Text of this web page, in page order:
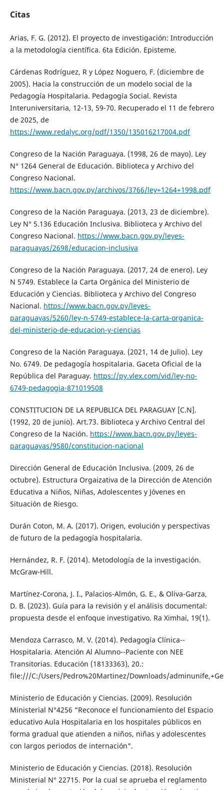
Citas
Arias, F. G. (2012). El proyecto de investigación: Introducción
a la metodología científica. 6ta Edición. Episteme.
Cárdenas Rodríguez, R y López Noguero, F. (diciembre de
2005). Hacia la construcción de un modelo social de la
Pedagogía Hospitalaria. Pedagogía Social. Revista
Interuniversitaria, 12-13, 59-70. Recuperado el 11 de febrero
de 2025, de
https://www.redalyc.org/pdf/1350/135016217004.pdf
Congreso de la Nación Paraguaya. (1998, 26 de mayo). Ley
N° 1264 General de Educación. Biblioteca y Archivo del
Congreso Nacional.
https://www.bacn.gov.py/archivos/3766/ley+1264+1998.pdf
Congreso de la Nación Paraguaya. (2013, 23 de diciembre).
Ley N° 5.136 Educación Inclusiva. Biblioteca y Archivo del
Congreso Nacional. https://www.bacn.gov.py/leyes-
paraguayas/2698/educacion-inclusiva
Congreso de la Nación Paraguaya. (2017, 24 de enero). Ley
N 5749. Establece la Carta Orgánica del Ministerio de
Educación y Ciencias. Biblioteca y Archivo del Congreso
Nacional. https://www.bacn.gov.py/leyes-
paraguayas/5260/ley-n-5749-establece-la-carta-organica-
del-ministerio-de-educacion-y-ciencias
Congreso de la Nación Paraguaya. (2021, 14 de Julio). Ley
No. 6749. De pedagogía hospitalaria. Gaceta Oficial de la
República del Paraguay. https://py.vlex.com/vid/ley-no-
6749-pedagogia-871019508
CONSTITUCION DE LA REPUBLICA DEL PARAGUAY [C.N].
(1992, 20 de junio). Art.73. Biblioteca y Archivo Central del
Congreso de la Nación. https://www.bacn.gov.py/leyes-
paraguayas/9580/constitucion-nacional
Dirección General de Educación Inclusiva. (2009, 26 de
octubre). Estructura Orgaizativa de la Dirección de Atención
Educativa a Niños, Niñas, Adolescentes y Jóvenes en
Situación de Riesgo.
Durán Coton, M. A. (2017). Origen, evolución y perspectivas
de futuro de la pedagogía hospitalaria.
Hernández, R. F. (2014). Metodología de la investigación.
McGraw-Hill.
Martínez-Corona, J. I., Palacios-Almón, G. E., & Oliva-Garza,
D. B. (2023). Guía para la revisión y el análisis documental:
propuesta desde el enfoque investigativo. Ra Ximhai, 19(1).
Mendoza Carrasco, M. V. (2014). Pedagogía Clínica--
Hospitalaria. Atención Al Alumno--Paciente con NEE
Transitorias. Educación (18133363), 20.:
file:///C:/Users/Pedro%20Martinez/Downloads/
Ministerio de Educación y Ciencias. (2009). Resolución
Ministerial N°4256 “Reconoce el funcionamiento del Espacio
educativo Aula Hospitalaria en los hospitales públicos en
forma gradual que atienden a niños, niñas y adolescentes
con largos periodos de internación".
Ministerio de Educación y Ciencias. (2018). Resolución
Ministerial N° 22715. Por la cual se aprueba el reglamento